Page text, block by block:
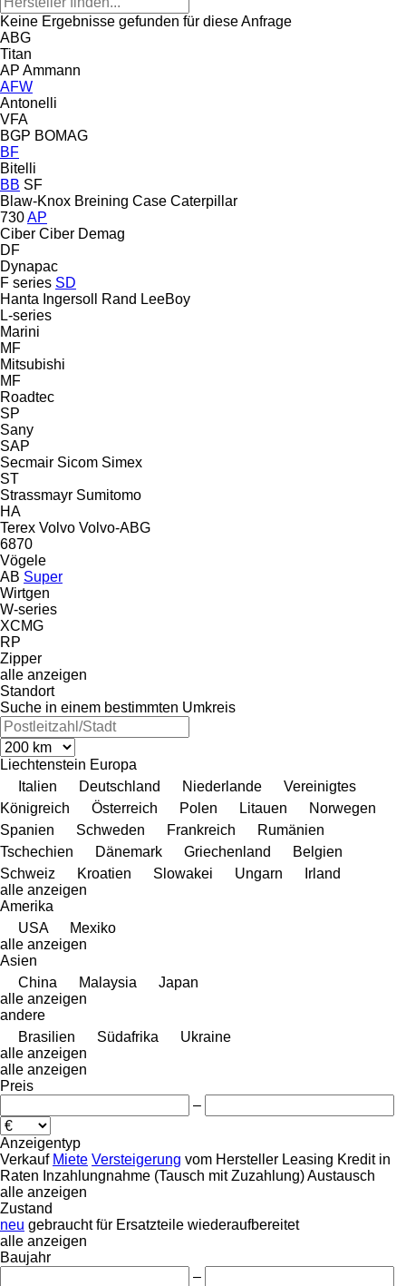
Keine Ergebnisse gefunden für diese Anfrage
ABG
Titan
AP Ammann
AFW
Antonelli
VFA
BGP BOMAG
BF
Bitelli
BB SF
Blaw-Knox Breining Case Caterpillar
730AP
Ciber Ciber Demag
DF
Dynapac
F series SD
Hanta Ingersoll Rand LeeBoy
L-series
Marini
MF
Mitsubishi
MF
Roadtec
SP
Sany
SAP
Secmair Sicom Simex
ST
Strassmayr Sumitomo
HA
Terex Volvo Volvo-ABG
6870
Vögele
AB Super
Wirtgen
W-series
XCMG
RP
Zipper
alle anzeigen
Standort
Suche in einem bestimmten Umkreis
Liechtenstein Europa
Italien
Deutschland Niederlande
Vereinigtes
Königreich
Österreich Polen Litauen
Norwegen
Spanien
Schweden Frankreich
Rumänien
Tschechien
Dänemark Griechenland
Belgien
Schweiz
Kroatien Slowakei Ungarn
Irland
alle anzeigen
Amerika
USA
Mexiko
alle anzeigen
Asien
China
Malaysia
Japan
alle anzeigen
andere
Brasilien
Südafrika
Ukraine
alle anzeigen
alle anzeigen
Preis
–
Anzeigentyp
Verkauf Miete Versteigerung vom Hersteller Leasing Kredit in
Raten Inzahlungnahme (Tausch mit Zuzahlung)Austausch
alle anzeigen
Zustand
neu gebraucht für Ersatzteile wiederaufbereitet
alle anzeigen
Baujahr
–